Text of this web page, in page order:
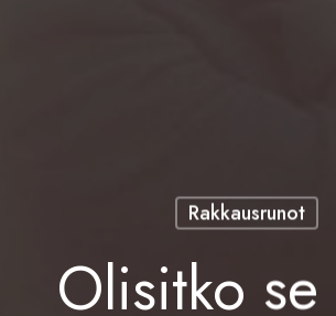
Rakkausrunot
Olisitko se